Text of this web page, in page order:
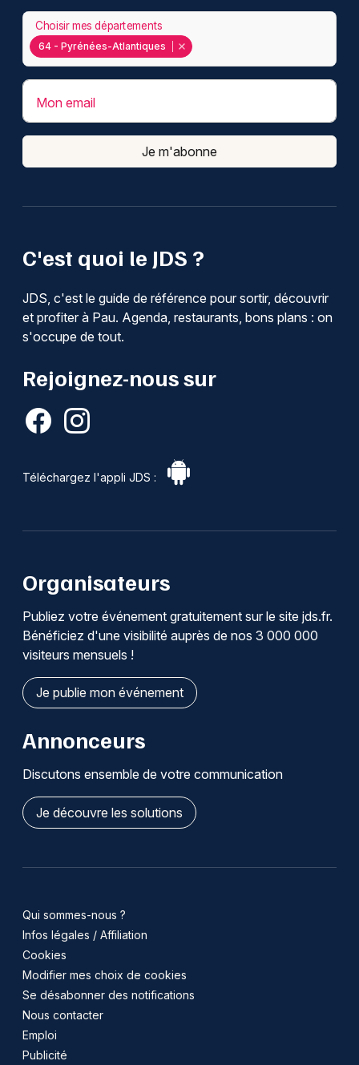
C'est quoi le JDS ?
JDS, c'est le guide de référence pour sortir, découvrir
et profiter à Pau. Agenda, restaurants, bons plans : on
s'occupe de tout.
Rejoignez-nous sur
Téléchargez l'appli JDS :
64 - Pyrénées-Atlantiques
Choisir mes départements
Mon email
Je m'abonne
Organisateurs
Publiez votre événement gratuitement sur le site jds.fr.
Bénéficiez d'une visibilité auprès de nos 3 000 000
visiteurs mensuels !
Je publie mon événement
Annonceurs
Discutons ensemble de votre communication
Je découvre les solutions
Qui sommes-nous ?
Infos légales / Affiliation
Cookies
Modifier mes choix de cookies
Se désabonner des notifications
Nous contacter
Emploi
Publicité